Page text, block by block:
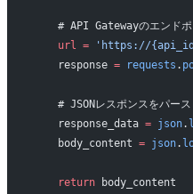
# API Gatewayのエンドポ
    url
= 'https://
    response
= requests .
# JSONレスポンスをパース
    response_data
= json.
    body_content
= json.
    return
body_content